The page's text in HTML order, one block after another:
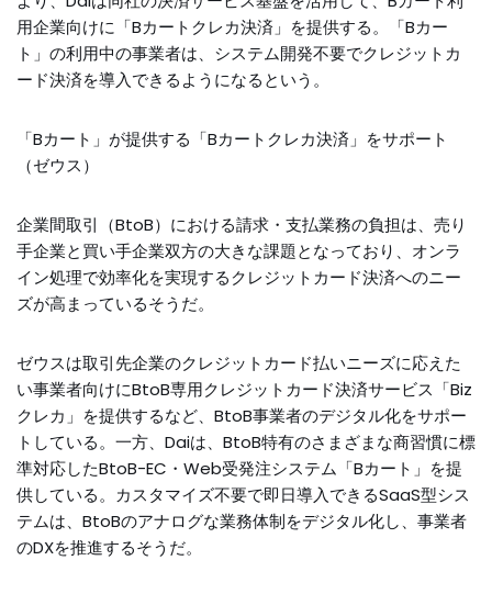
用企業向けに「Bカートクレカ決済」を提供する。「Bカー
ト」の利用中の事業者は、システム開発不要でクレジットカ
ード決済を導入できるようになるという。
「Bカート」が提供する「Bカートクレカ決済」をサポート
（ゼウス）
企業間取引（BtoB）における請求・支払業務の負担は、売り
手企業と買い手企業双方の大きな課題となっており、オンラ
イン処理で効率化を実現するクレジットカード決済へのニー
ズが高まっているそうだ。
ゼウスは取引先企業のクレジットカード払いニーズに応えた
い事業者向けにBtoB専用クレジットカード決済サービス「Biz
クレカ」を提供するなど、BtoB事業者のデジタル化をサポー
トしている。一方、Daiは、BtoB特有のさまざまな商習慣に標
準対応したBtoB-EC・Web受発注システム「Bカート」を提
供している。カスタマイズ不要で即日導入できるSaaS型シス
テムは、BtoBのアナログな業務体制をデジタル化し、事業者
のDXを推進するそうだ。